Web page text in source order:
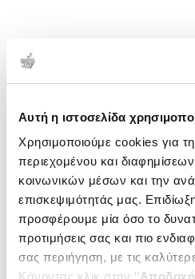
Αυτή η ιστοσελίδα
Χρησιμοποιούμε cookies για
περιεχομένου και
κοινωνικών μέσων και την
επισκεψιμότητάς μας.
προσφέρουμε μία όσο το
προτιμήσεις σας και πιο
σας περιήγηση, με τις
Κάνοντας κλικ στην ‘’